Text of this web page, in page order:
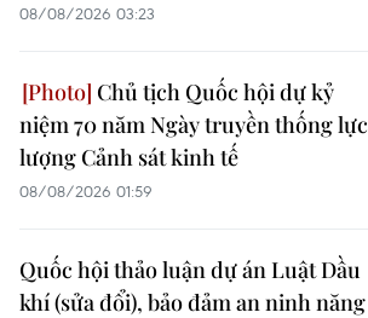
08/08/2026 03:23
Chủ tịch Quốc hội dự kỷ
niệm 70 năm Ngày truyền thống lực
lượng Cảnh sát kinh tế
08/08/2026 01:59
Quốc hội thảo luận dự án Luật Dầu
khí (sửa đổi), bảo đảm an ninh năng